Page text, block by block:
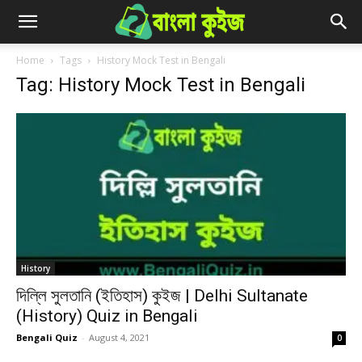
Home Tags History Mock Test in Bengali
Tag: History Mock Test in Bengali
History
দিল্লি সুলতানি (ইতিহাস) কুইজ | Delhi Sultanate
(History) Quiz in Bengali
Bengali Quiz - August 4, 2021 0